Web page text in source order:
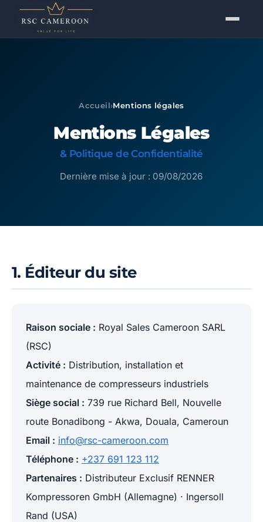
Accueil›Mentions légales
Mentions Légales
& Politique de Confidentialité
Dernière mise à jour : 09/08/2026
1. Éditeur du site
Raison sociale : Royal Sales Cameroon SARL
(RSC)
Activité : Distribution, installation et
maintenance de compresseurs industriels
Siège social : 739 rue Richard Bell, Nouvelle
route Bonadibong - Akwa, Douala, Cameroun
Email : info@rsc-cameroon.com
Téléphone : +237 691 123 112
Partenaires : Distributeur Exclusif RENNER
Kompressoren GmbH (Allemagne) · Ingersoll
Rand (USA)